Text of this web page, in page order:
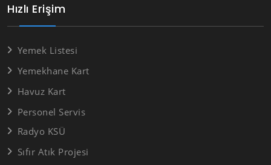
Hızlı Erişim
Yemek Listesi
Yemekhane Kart
Havuz Kart
Personel Servis
Radyo KSÜ
Sıfır Atık Projesi